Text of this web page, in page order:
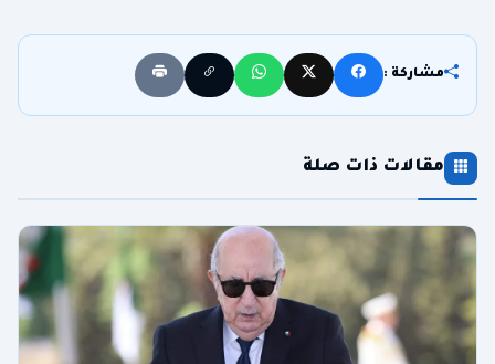
مشاركة :
مقالات ذات صلة